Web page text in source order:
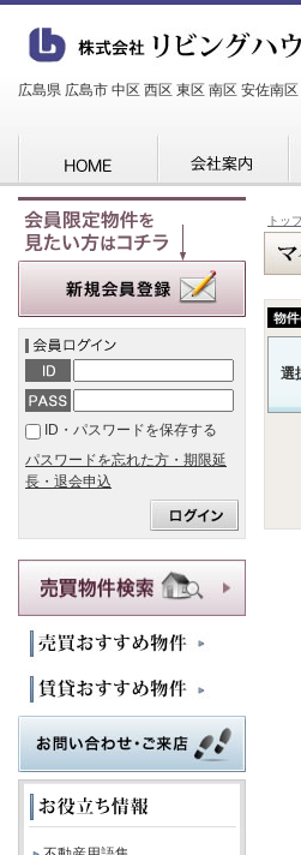
広島県 広島市 中区 西区 東区 南区 安佐南
トッ
選
ID・パスワードを保存する
パスワードを忘れた方・期限延
長・退会申込